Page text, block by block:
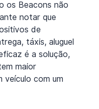
os Beacons não
notar que
de
táxis, aluguel
é a solução,
maior
veículo com um